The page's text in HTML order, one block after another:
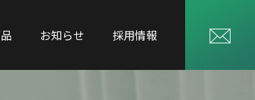
お知らせ 採用情報